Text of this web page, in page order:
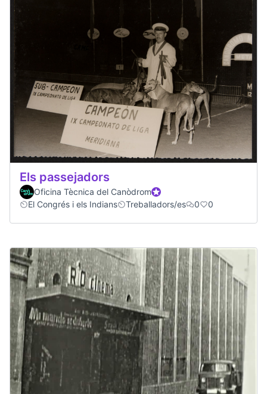
Els passejadors
Oficina Tècnica del CanòdromParticipante oficial
El Congrés i els Indians
Treballadors/es 0 0